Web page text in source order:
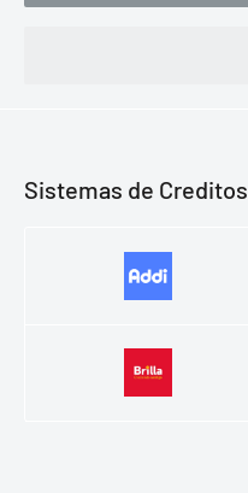
Sistemas de Creditos